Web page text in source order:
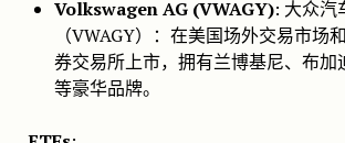
Volkswagen AG (VWAGY): 大众汽
（VWAGY）：在美国场外交易市场
券交易所上市，拥有兰博基尼、布加
等豪华品牌。